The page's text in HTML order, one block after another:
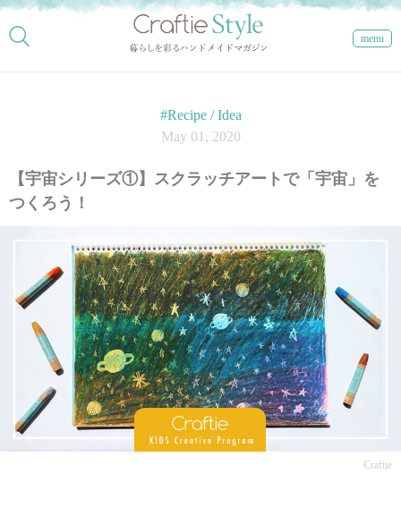
menu
#Recipe / Idea
May 01, 2020
【宇宙シリーズ①】スクラッチアートで「宇宙」を
つくろう！
Craftie